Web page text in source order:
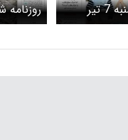
روزنامه شرق یکشنبه 7 تیر
شماره 5417